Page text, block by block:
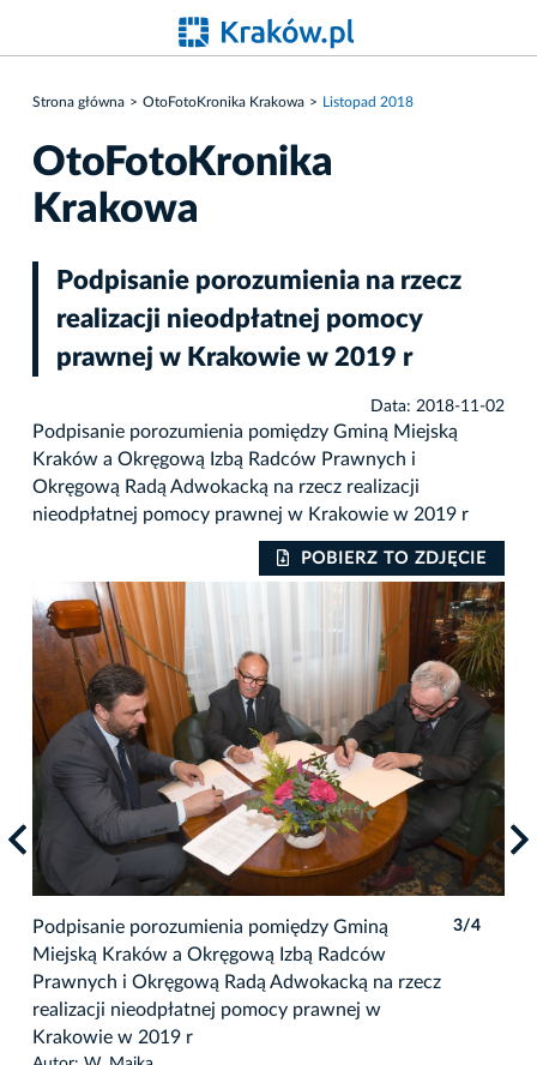
Strona główna OtoFotoKronika Krakowa Listopad 2018
OtoFotoKronika
Krakowa
Podpisanie porozumienia na rzecz
realizacji nieodpłatnej pomocy
prawnej w Krakowie w 2019 r
Data: 2018-11-02
Podpisanie porozumienia pomiędzy Gminą Miejską
Kraków a Okręgową Izbą Radców Prawnych i
Okręgową Radą Adwokacką na rzecz realizacji
nieodpłatnej pomocy prawnej w Krakowie w 2019 r
POBIERZ TO ZDJĘCIE
Podpisanie porozumienia pomiędzy Gminą
Miejską Kraków a Okręgową Izbą Radców
Prawnych i Okręgową Radą Adwokacką na rzecz
realizacji nieodpłatnej pomocy prawnej w
Krakowie w 2019 r
3/4